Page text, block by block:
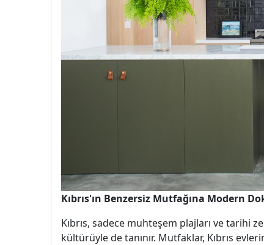
Kıbrıs'ın Benzersiz Mutfağına Modern
Kıbrıs, sadece muhteşem plajları ve tarihi
kültürüyle de tanınır. Mutfaklar, Kıbrıs